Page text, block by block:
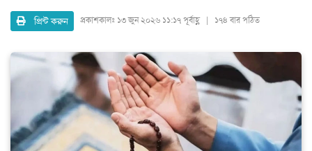
প্রিন্ট করুন প্রকাশকালঃ ১৩ জুন ২০২৬ ১১:১৭ পূর্বাহ্ণ | ১৭৪ বার পঠিত